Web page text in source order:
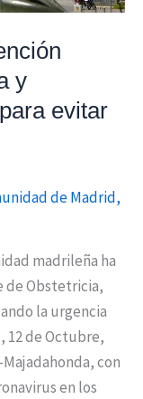
y
evitar
de Madrid,
madrileña ha
de Obstetricia,
la urgencia
12 de Octubre,
con
en los